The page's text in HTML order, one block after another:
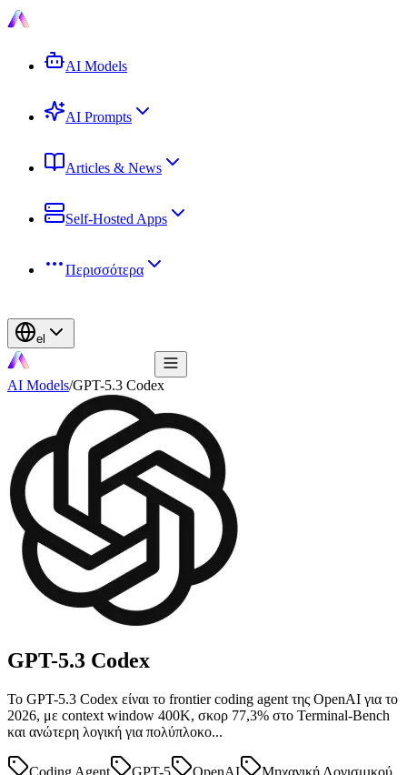
AI Models
AI Prompts
Articles & News
Self-Hosted Apps
Περισσότερα
el
AI Models/GPT-5.3 Codex
GPT-5.3 Codex
Το GPT-5.3 Codex είναι το frontier coding agent της OpenAI για το
2026, με context window 400K, σκορ 77,3% στο Terminal-Bench
και ανώτερη λογική για πολύπλοκο...
Coding Agent GPT-5 OpenAI
Μηχανική Λογισμικού